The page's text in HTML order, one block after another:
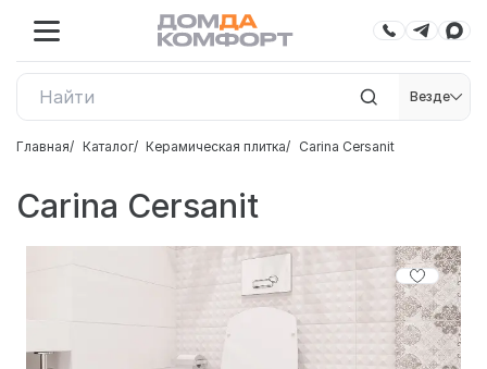
Везде
Главная Каталог Керамическая плитка Carina Cersanit
Carina Cersanit